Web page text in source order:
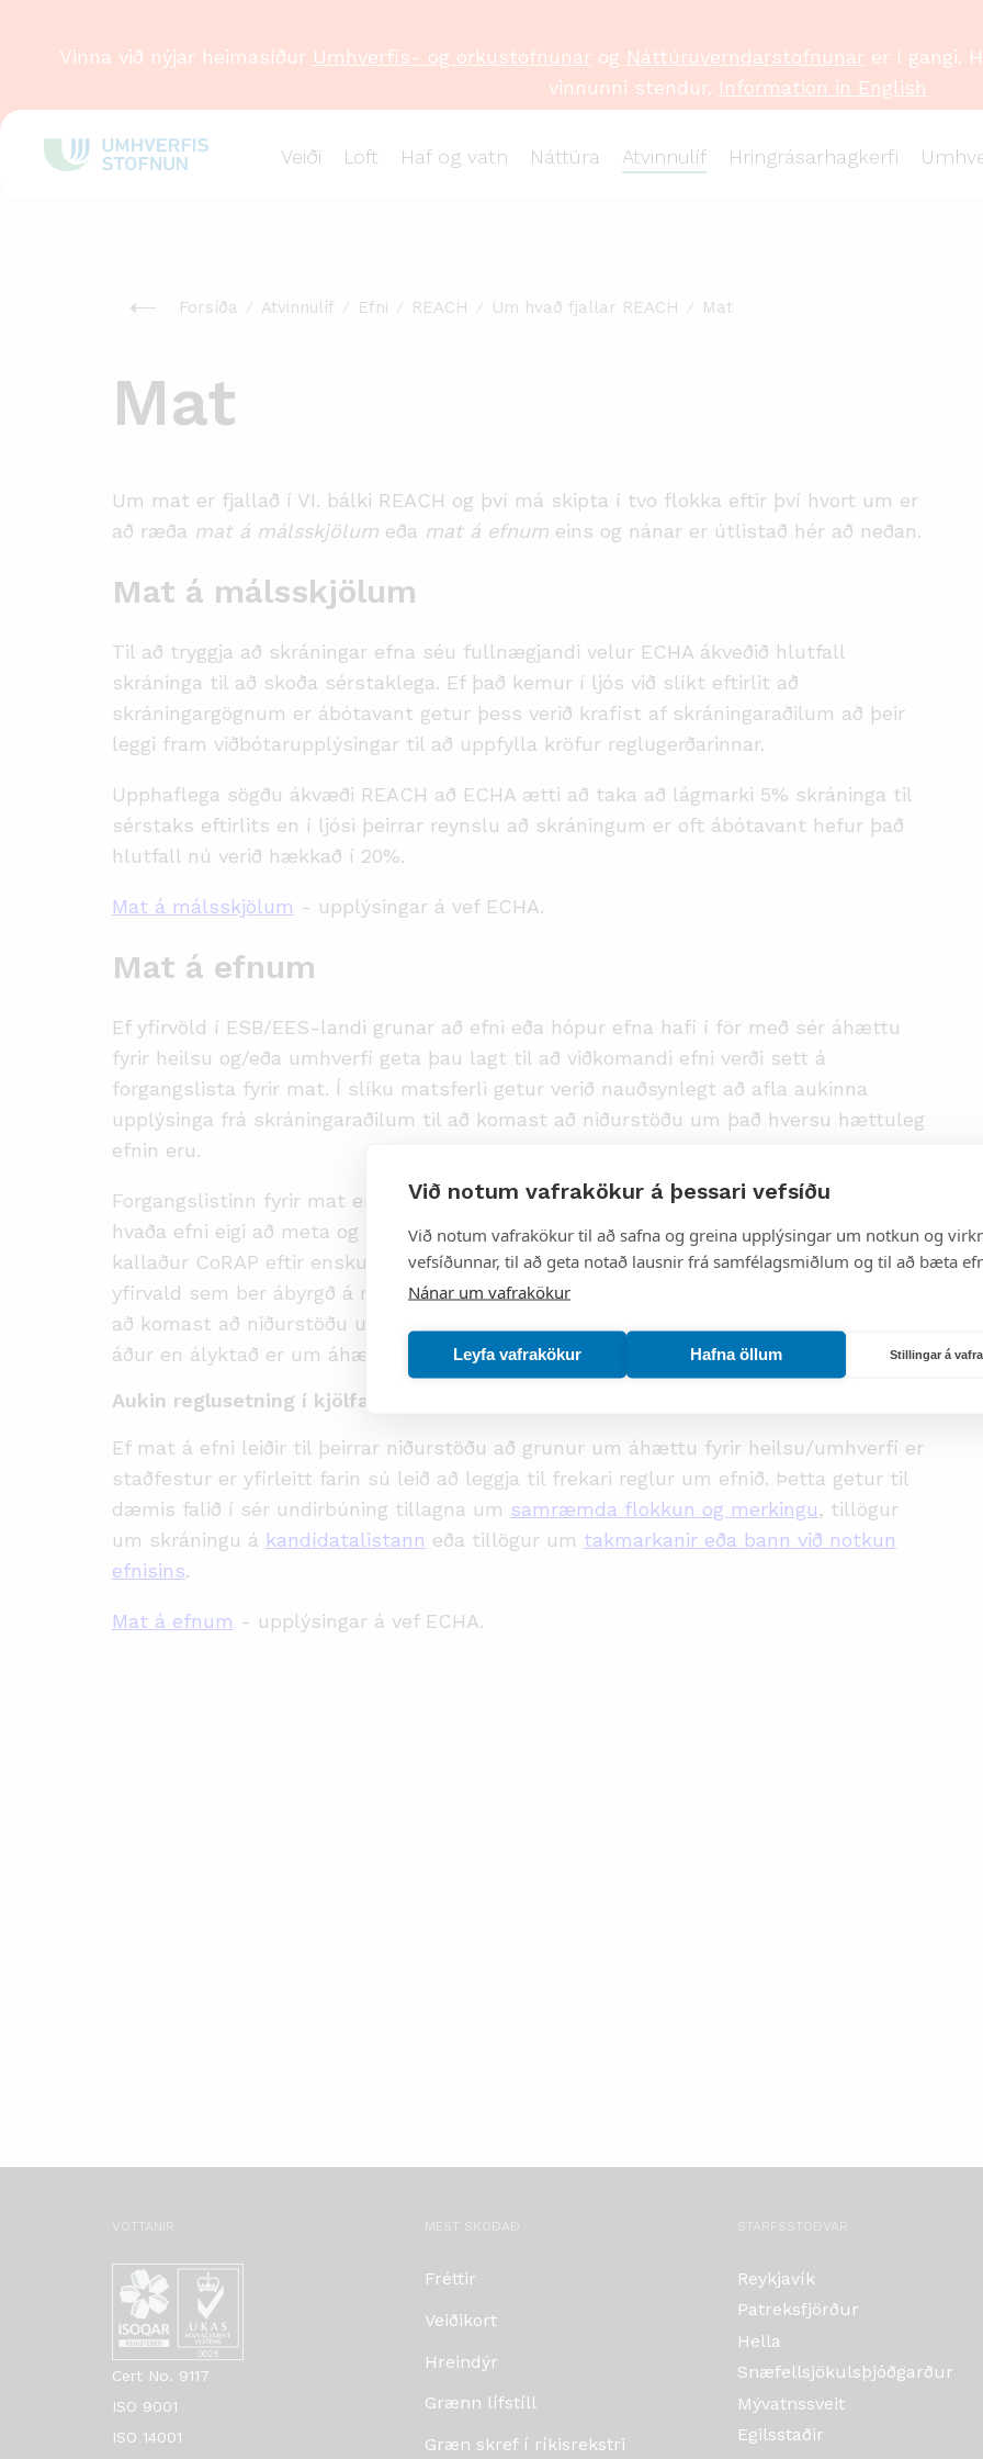
Við notum vafrakökur á þessari vefsíðu
Við notum vafrakökur til að safna og greina upplýsingar um notkun og
vefsíðunnar, til að geta notað lausnir frá samfélagsmiðlum og til að bæta
Nánar um vafrakökur
Leyfa vafrakökur Hafna öllum Stillingar á
Veiði Loft Haf og vatn Náttúra Atvinnulíf Hringrásarhagkerfi
Vinna við nýjar heimasíður Umhverfis- og orkustofnunarog Náttúruverndarstofnunarer í gangi.
vinnunni stendur. Information in English
Forsíða Atvinnulíf Efni REACH Um hvað fjallar REACH Mat
Mat
Um mat er fjallað í VI. bálki REACH og því má skipta í tvo flokka eftir því hvort um er
að ræða mat á málsskjölum eða mat á efnum eins og nánar er útlistað hér að neðan.
Mat á málsskjölum
Til að tryggja að skráningar efna séu fullnægjandi velur ECHA ákveðið hlutfall
skráninga til að skoða sérstaklega. Ef það kemur í ljós við slíkt eftirlit að
skráningargögnum er ábótavant getur þess verið krafist af skráningaraðilum að þeir
leggi fram viðbótarupplýsingar til að uppfylla kröfur reglugerðarinnar.
Upphaflega sögðu ákvæði REACH að ECHA ætti að taka að lágmarki 5% skráninga til
sérstaks eftirlits en í ljósi þeirrar reynslu að skráningum er oft ábótavant hefur það
hlutfall nú verið hækkað í 20%.
Mat á málsskjölum - upplýsingar á vef ECHA.
Mat á efnum
Ef yfirvöld í ESB/EES-landi grunar að efni eða hópur efna hafi í för með sér áhættu
fyrir heilsu og/eða umhverfi geta þau lagt til að viðkomandi efni verði sett á
forgangslista fyrir mat. Í slíku matsferli getur verið nauðsynlegt að afla aukinna
upplýsinga frá skráningaraðilum til að komast að niðurstöðu um það hversu hættuleg
efnin eru.
Forgangslistinn fyrir mat er hlaupandi þriggja ára áætlun, sem uppfærð er árlega, um
hvaða efni eigi að meta og yfirvöld í hvaða landi muni sjá um matið. Listinn er jafnan
kallaður CoRAP eftir ensku heiti hansCommunity Rolling Action Plan. Lögbært
yfirvald sem ber ábyrgð á mati tiltekins efnis eða hóps af efnum hefur 12 mánuði til
að komast að niðurstöðu um hvort þörf sé á frekari upplýsingum frá skráningaraðilum
áður en ályktað er um áhættu af efnunum.
Aukin reglusetning í kjölfar mats
Ef mat á efni leiðir til þeirrar niðurstöðu að grunur um áhættu fyrir heilsu/umhverfi er
staðfestur er yfirleitt farin sú leið að leggja til frekari reglur um efnið. Þetta getur til
dæmis falið í sér undirbúning tillagna um samræmda flokkun og merkingu, tillögur
um skráningu á kandídatalistann eða tillögur um takmarkanir eða bann við notkun
efnisins.
Mat á efnum - upplýsingar á vef ECHA.
VOTTANIR
Cert No. 9117
ISO 9001
ISO 14001
MEST SKOÐAÐ
Fréttir
Veiðikort
Hreindýr
Grænn lífstíll
Græn skref í ríkisrekstri
STARFSSTÖÐVAR
Reykjavík
Patreksfjörður
Hella
Snæfellsjökulsþjóðgarður
Mývatnssveit
Egilsstaðir